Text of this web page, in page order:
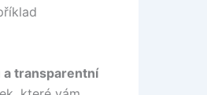
a transparentní